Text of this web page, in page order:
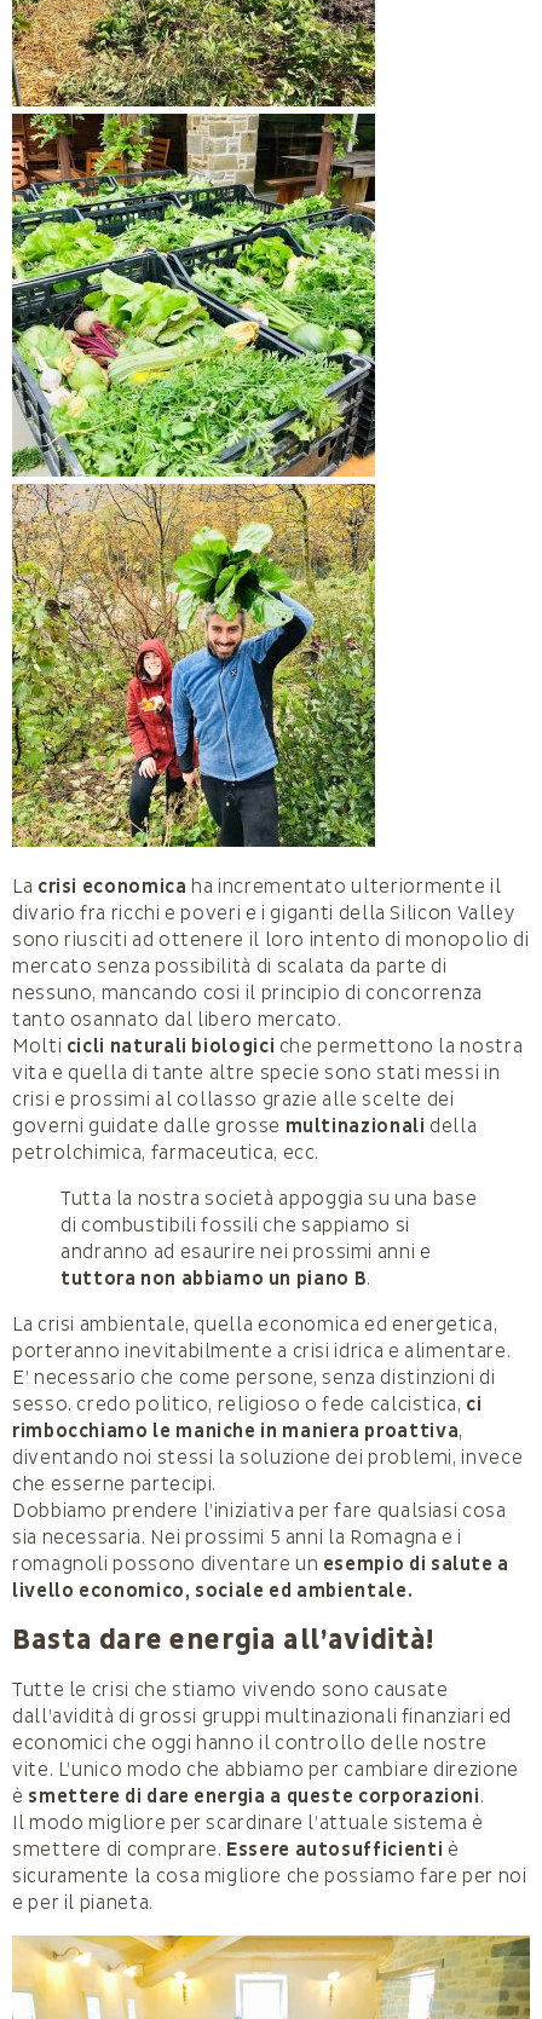
La crisi economica ha incrementato ulteriormente il
divario fra ricchi e poveri e i giganti della Silicon Valley
sono riusciti ad ottenere il loro intento di monopolio di
mercato senza possibilità di scalata da parte di
nessuno, mancando cosi il principio di concorrenza
tanto osannato dal libero mercato.
Molti cicli naturali biologici che permettono la nostra
vita e quella di tante altre specie sono stati messi in
crisi e prossimi al collasso grazie alle scelte dei
governi guidate dalle grosse multinazionali della
petrolchimica, farmaceutica, ecc.
Tutta la nostra società appoggia su una base
di combustibili fossili che sappiamo si
andranno ad esaurire nei prossimi anni e
tuttora non abbiamo un piano B.
La crisi ambientale, quella economica ed energetica,
porteranno inevitabilmente a crisi idrica e alimentare.
E’ necessario che come persone, senza distinzioni di
sesso. credo politico, religioso o fede calcistica, ci
rimbocchiamo le maniche in maniera proattiva,
diventando noi stessi la soluzione dei problemi, invece
che esserne partecipi.
Dobbiamo prendere l’iniziativa per fare qualsiasi cosa
sia necessaria. Nei prossimi 5 anni la Romagna e i
romagnoli possono diventare un esempio di salute a
livello economico, sociale ed ambientale.
Basta dare energia all’avidità!
Tutte le crisi che stiamo vivendo sono causate
dall’avidità di grossi gruppi multinazionali finanziari ed
economici che oggi hanno il controllo delle nostre
vite. L’unico modo che abbiamo per cambiare direzione
è smettere di dare energia a queste corporazioni.
Il modo migliore per scardinare l’attuale sistema è
smettere di comprare. Essere autosufficienti è
sicuramente la cosa migliore che possiamo fare per noi
e per il pianeta.